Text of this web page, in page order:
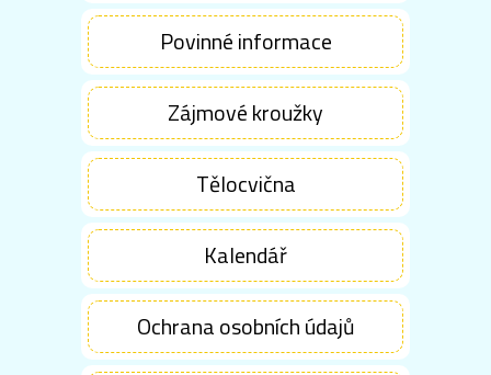
Povinné informace
Zájmové kroužky
Tělocvična
Kalendář
Ochrana osobních údajů